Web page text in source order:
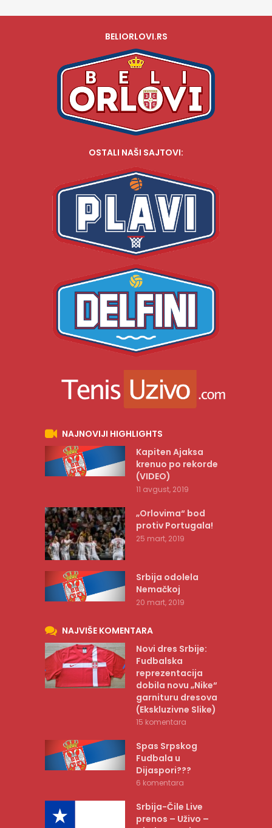
BELIORLOVI.RS
OSTALI NAŠI SAJTOVI:
NAJNOVIJI HIGHLIGHTS
Kapiten Ajaksa
krenuo po rekorde
(VIDEO)
11 avgust, 2019
„Orlovima“ bod
protiv Portugala!
25 mart, 2019
Srbija odolela
Nemačkoj
20 mart, 2019
NAJVIŠE KOMENTARA
Novi dres Srbije:
Fudbalska
reprezentacija
dobila novu „Nike“
garnituru dresova
(Ekskluzivne Slike)
15 komentara
Spas Srpskog
Fudbala u
Dijaspori???
6 komentara
Srbija-Čile Live
prenos – Uživo –